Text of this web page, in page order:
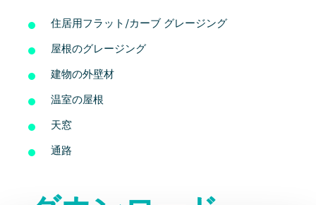
住居用フラット/カーブ グレージング
屋根のグレージング
建物の外壁材
温室の屋根
天窓
通路